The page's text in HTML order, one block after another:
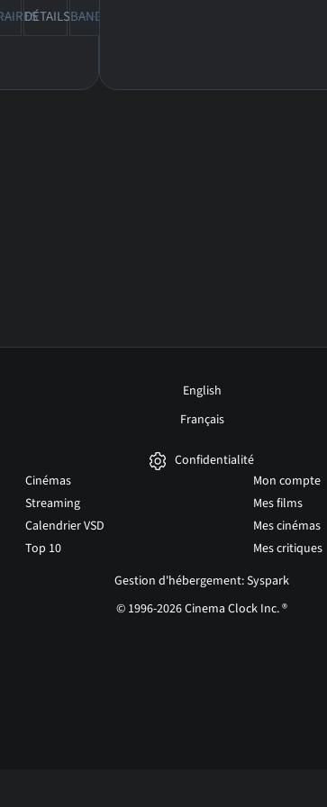
DÉTAILSBANDE-ANN
English
Français
Confidentialité
Cinémas
Streaming
Calendrier VSD
Top 10
Mon compte
Mes films
Mes cinémas
Mes critiques
Gestion d'hébergement: Syspark
© 1996-2026 Cinema Clock Inc. ®